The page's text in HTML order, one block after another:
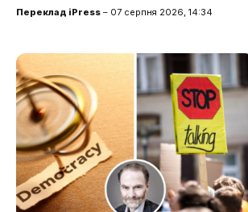
Переклад iPress – 07 серпня 2026, 14:34